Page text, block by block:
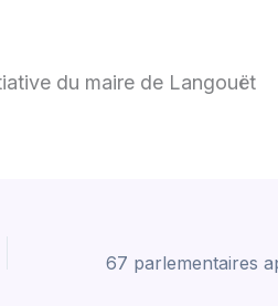
du maire de Langouët